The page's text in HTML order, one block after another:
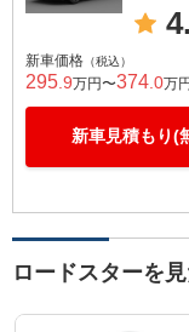
新車価格 （税込）
295 .9万円〜374 .0万円
新車見積もり(
ロードスターを